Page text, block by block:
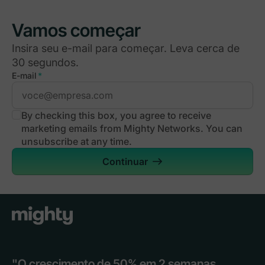
Vamos começar
Insira seu e-mail para começar. Leva cerca de
30 segundos.
E-mail *
By checking this box, you agree to receive
marketing emails from Mighty Networks. You can
unsubscribe at any time.
Continuar